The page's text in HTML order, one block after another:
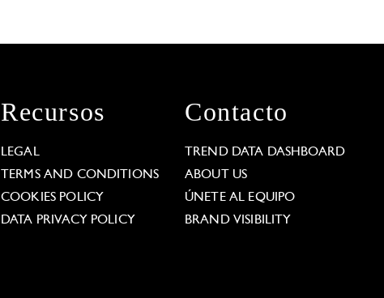
Recursos
LEGAL
TERMS AND CONDITIONS
COOKIES POLICY
DATA PRIVACY POLICY
Contacto
TREND DATA DASHBOARD
ABOUT US
ÚNETE AL EQUIPO
BRAND VISIBILITY